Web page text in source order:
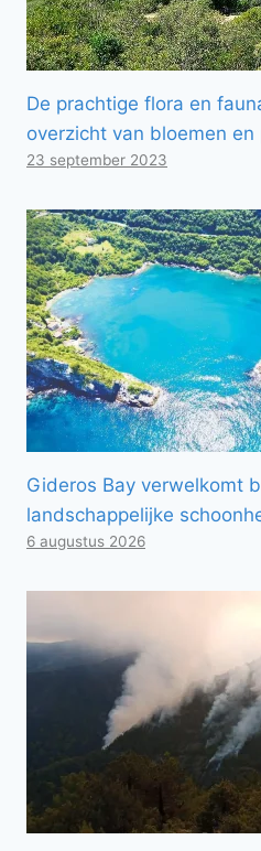
De prachtige flora en
overzicht van bloemen en
23 september 2023
Gideros Bay verwelkomt
landschappelijke
6 augustus 2026